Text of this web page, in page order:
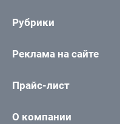
Рубрики
Реклама на сайте
Прайс-лист
О компании